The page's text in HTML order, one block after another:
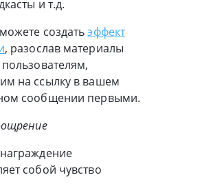
и т.д.
создатьэффект
, разослав материалы
на ссылку в вашем
сообщении первыми.
собой чувство